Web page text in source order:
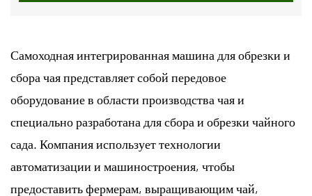
Самоходная интегрированная машина для обрезки и
сбора чая представляет собой передовое
оборудование в области производства чая и
специально разработана для сбора и обрезки чайного
сада. Компания использует технологии
автоматизации и машиностроения, чтобы
предоставить фермерам, выращивающим чай,